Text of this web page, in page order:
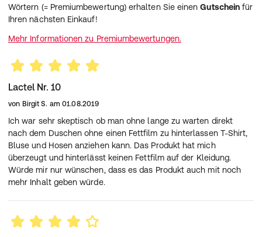
Wörtern (= Premiumbewertung) erhalten Sie einenGutschein für
Ihren nächsten Einkauf!
Mehr Informationen zu Premiumbewertungen.
Lactel Nr. 10
von Birgit S. am 01.08.2019
Ich war sehr skeptisch ob man ohne lange zu warten direkt
nach dem Duschen ohne einen Fettfilm zu hinterlassen T-Shirt,
Bluse und Hosen anziehen kann. Das Produkt hat mich
überzeugt und hinterlässt keinen Fettfilm auf der Kleidung.
Würde mir nur wünschen, dass es das Produkt auch mit noch
mehr Inhalt geben würde.